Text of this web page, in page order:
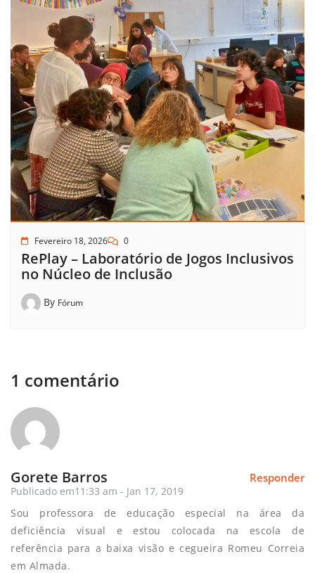
Fevereiro 18, 2026 0
RePlay – Laboratório de Jogos Inclusivos
no Núcleo de Inclusão
By Fórum
1 comentário
Responder
Gorete Barros
Publicado em11:33 am - Jan 17, 2019
Sou professora de educação especial na área da
deficiência visual e estou colocada na escola de
referência para a baixa visão e cegueira Romeu Correia
em Almada.